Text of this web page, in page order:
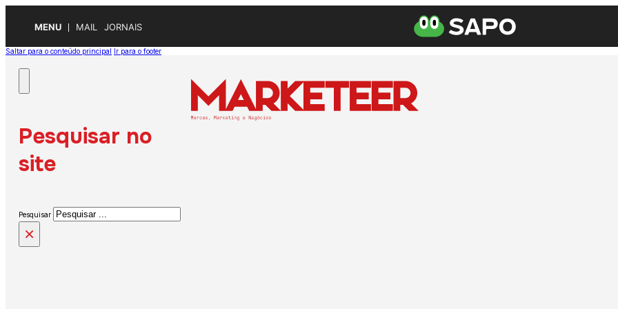
MENU MAIL JORNAIS
Saltar para o conteúdo principal Ir para o footer
Pesquisar no
site
Pesquisar
×